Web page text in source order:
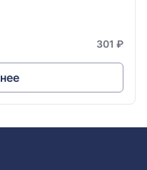
301 ₽